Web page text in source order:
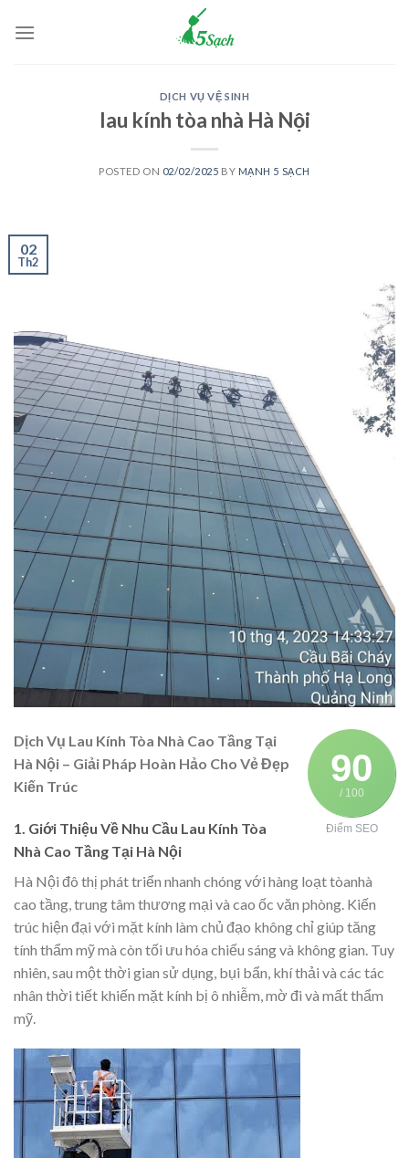
DỊCH VỤ VỆ SINH
lau kính tòa nhà Hà Nội
POSTED ON 02/02/2025 BY MẠNH 5 SẠCH
02
Th2
90
/ 100
Điểm SEO
Dịch Vụ Lau Kính Tòa Nhà Cao Tầng Tại
Hà Nội – Giải Pháp Hoàn Hảo Cho Vẻ Đẹp
Kiến Trúc
1. Giới Thiệu Về Nhu Cầu Lau Kính Tòa
Nhà Cao Tầng Tại Hà Nội
Hà Nội đô thị phát triển nhanh chóng với hàng loạt tòanhà
cao tầng, trung tâm thương mại và cao ốc văn phòng. Kiến
trúc hiện đại với mặt kính làm chủ đạo không chỉ giúp tăng
tính thẩm mỹ mà còn tối ưu hóa chiếu sáng và không gian. Tuy
nhiên, sau một thời gian sử dụng, bụi bẩn, khí thải và các tác
nhân thời tiết khiến mặt kính bị ô nhiễm, mờ đi và mất thẩm
mỹ.